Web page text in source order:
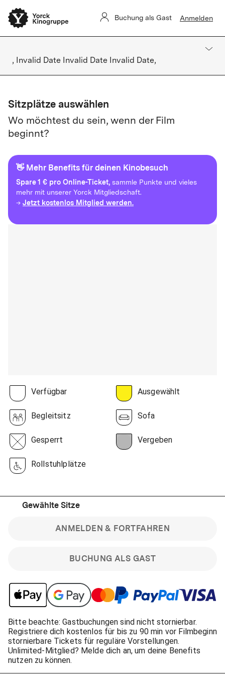
Buchung als Gast Anmelden
, Invalid Date Invalid Date Invalid Date,
Sitzplätze auswählen
Wo möchtest du sein, wenn der Film
beginnt?
👋 Mehr Benefits für deinen Kinobesuch
Spare1 € pro Online-Ticket, sammle Punkte und vieles
mehr mit unserer Yorck Mitgliedschaft.
→ Jetzt kostenlos Mitglied werden.
Verfügbar Ausgewählt
Begleitsitz Sofa
Gesperrt Vergeben
Rollstuhlplätze
Gewählte Sitze
BUCHUNG ALS GAST
ANMELDEN & FORTFAHREN
Bitte beachte: Gastbuchungen sind nicht stornierbar.
Registriere dich kostenlos für bis zu 90 min vor Filmbeginn
stornierbare Tickets für reguläre Vorstellungen.
Unlimited-Mitglied? Melde dich an, um deine Benefits
nutzen zu können.